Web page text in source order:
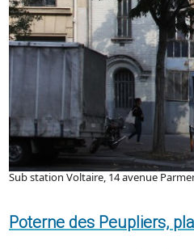
Sub station Voltaire, 14 avenue
Poterne des Peupliers,